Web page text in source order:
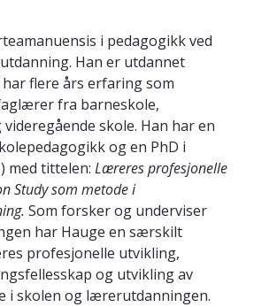
i pedagogikk ved
Han er utdannet
flere års erfaring som
fra barneskole,
skole. Han har en
og en PhD i
med tittelen: Læreres profesjonelle
Study som metode i
Som forsker og underviser
har Hauge en særskilt
profesjonelle utvikling,
og utvikling av
i skolen og lærerutdanningen.